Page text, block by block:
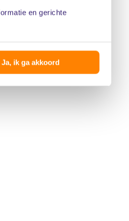
en gerichte
Ja, ik ga akkoord